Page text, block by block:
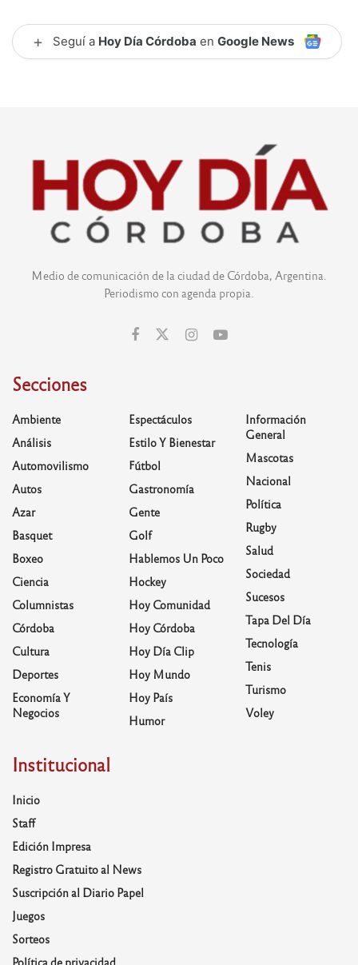
+ Seguí a Hoy Día Córdoba en Google News
Medio de comunicación de la ciudad de Córdoba, Argentina.
Periodismo con agenda propia.
Secciones
Ambiente
Análisis
Automovilismo
Autos
Azar
Basquet
Boxeo
Ciencia
Columnistas
Córdoba
Cultura
Deportes
Economía Y
Negocios
Espectáculos
Estilo Y Bienestar
Fútbol
Gastronomía
Gente
Golf
Hablemos Un Poco
Hockey
Hoy Comunidad
Hoy Córdoba
Hoy Día Clip
Hoy Mundo
Hoy País
Humor
Información
General
Mascotas
Nacional
Política
Rugby
Salud
Sociedad
Sucesos
Tapa Del Día
Tecnología
Tenis
Turismo
Voley
Institucional
Inicio
Staff
Edición Impresa
Registro Gratuito al News
Suscripción al Diario Papel
Juegos
Sorteos
Política de privacidad